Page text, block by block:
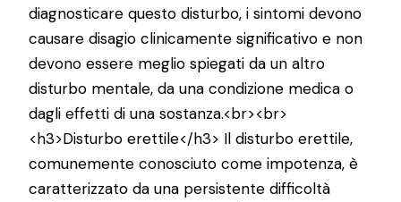
diagnosticare questo disturbo, i sintomi devono
causare disagio clinicamente significativo e non
devono essere meglio spiegati da un altro
disturbo mentale, da una condizione medica o
dagli effetti di una sostanza.<br><br>
<h3>Disturbo erettile</h3> Il disturbo erettile,
comunemente conosciuto come impotenza, è
caratterizzato da una persistente difficoltà